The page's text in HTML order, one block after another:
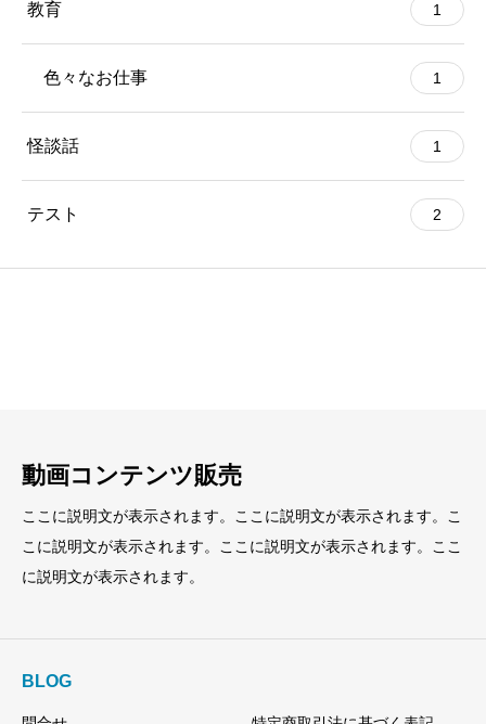
教育 1
色々なお仕事 1
怪談話 1
テスト 2
動画コンテンツ販売
ここに説明文が表示されます。ここに説明文が表示されます。こ
こに説明文が表示されます。ここに説明文が表示されます。ここ
に説明文が表示されます。
BLOG